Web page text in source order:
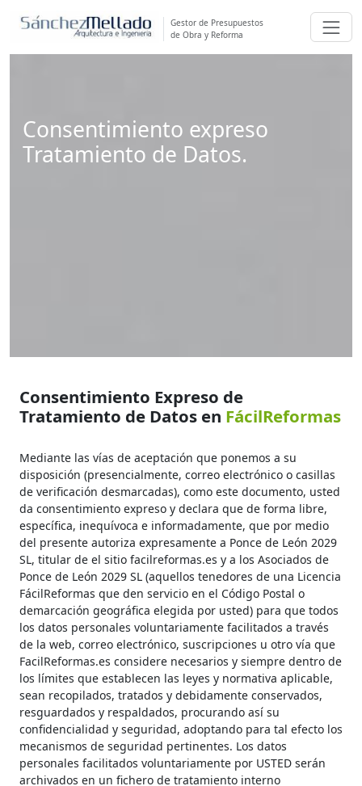
Gestor de Presupuestos
de Obra y Reforma
Consentimiento expreso
Tratamiento de Datos.
Consentimiento Expreso de
Tratamiento de Datos en FácilReformas
Mediante las vías de aceptación que ponemos a su
disposición (presencialmente, correo electrónico o casillas
de verificación desmarcadas), como este documento, usted
da consentimiento expreso y declara que de forma libre,
específica, inequívoca e informadamente, que por medio
del presente autoriza expresamente a Ponce de León 2029
SL, titular de el sitio facilreformas.es y a los Asociados de
Ponce de León 2029 SL (aquellos tenedores de una Licencia
FácilReformas que den servicio en el Código Postal o
demarcación geográfica elegida por usted) para que todos
los datos personales voluntariamente facilitados a través
de la web, correo electrónico, suscripciones u otro vía que
FacilReformas.es considere necesarios y siempre dentro de
los límites que establecen las leyes y normativa aplicable,
sean recopilados, tratados y debidamente conservados,
resguardados y respaldados, procurando así su
confidencialidad y seguridad, adoptando para tal efecto los
mecanismos de seguridad pertinentes. Los datos
personales facilitados voluntariamente por USTED serán
archivados en un fichero de tratamiento interno